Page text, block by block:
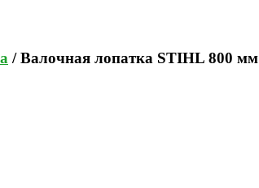
/ Валочная лопатка STIHL 800 мм